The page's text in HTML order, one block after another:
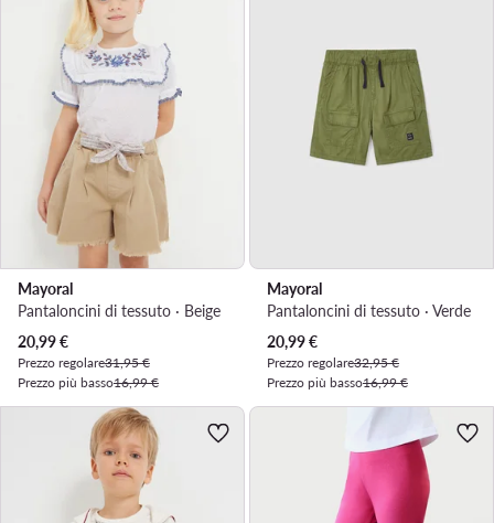
Mayoral
Pantaloncini di tessuto · Beige
Prezzo attuale
20,99€
Prezzo regolare31,95 €
Prezzo più basso16,99 €
Mayoral
Pantaloncini di tessuto · Verde
Prezzo attuale
20,99€
Prezzo regolare32,95 €
Prezzo più basso16,99 €